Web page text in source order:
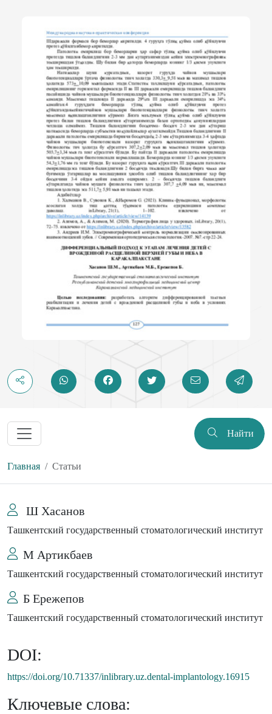
Найти
Главная Статьи
Ш Хасанов
Ташкентский государственный стоматологический институт
М Артикбаев
Ташкентский государственный стоматологический институт
Б Ережепов
Ташкентский государственный стоматологический институт
DOI:
https://doi.org/10.71337/inlibrary.uz.dental-implantology.16915
Ключевые слова: